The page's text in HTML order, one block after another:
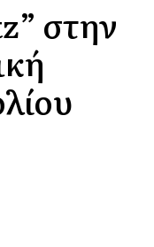
στην